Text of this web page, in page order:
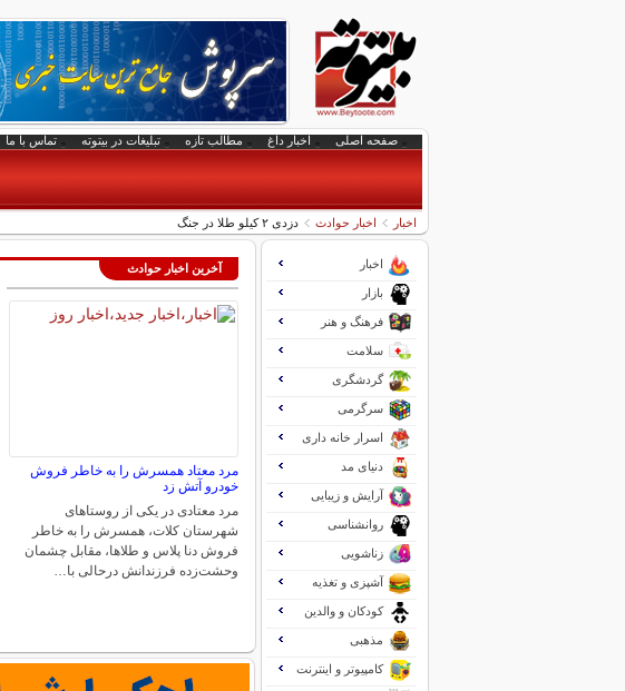
صفحه اصلی اخبار داغ مطالب تازه تبلیغات در بیتوته تماس با ما
اخبار اخبار حوادث دزدی ۲ کیلو طلا در جنگ
آخرین اخبار حوادث
مرد معتاد همسرش را به خاطر فروش
خودرو آتش زد
مرد معتادی در یکی از روستاهای
شهرستان کلات، همسرش را به خاطر
فروش دنا پلاس و طلاها، مقابل چشمان
وحشت‌زده فرزندانش درحالی با…
اخبار
بازار
فرهنگ و هنر
سلامت
گردشگری
سرگرمی
اسرار خانه داری
دنیای مد
آرایش و زیبایی
روانشناسی
زناشویی
آشپزی و تغذیه
کودکان و والدین
مذهبی
کامپیوتر و اینترنت